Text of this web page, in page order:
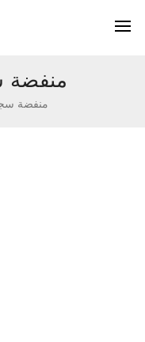
منفضة
منفضة